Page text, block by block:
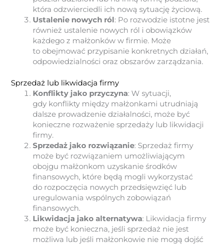
która odzwierciedli ich nową sytuację życiową.
Ustalenie nowych ról : Po rozwodzie istotne jest
również ustalenie nowych ról i obowiązków
każdego z małżonków w firmie. Może
to obejmować przypisanie konkretnych działań,
odpowiedzialności oraz obszarów zarządzania.
Sprzedaż lub likwidacja firmy
Konflikty jako przyczyna: W sytuacji,
gdy konflikty między małżonkami utrudniają
dalsze prowadzenie działalności, może być
konieczne rozważenie sprzedaży lub likwidacji
firmy.
Sprzedaż jako rozwiązanie: Sprzedaż firmy
może być rozwiązaniem umożliwiającym
obojgu małżonkom uzyskanie środków
finansowych, które będą mogli wykorzystać
do rozpoczęcia nowych przedsięwzięć lub
uregulowania wspólnych zobowiązań
finansowych.
Likwidacja jako alternatywa: Likwidacja firmy
może być konieczna, jeśli sprzedaż nie jest
możliwa lub jeśli małżonkowie nie mogą dojść